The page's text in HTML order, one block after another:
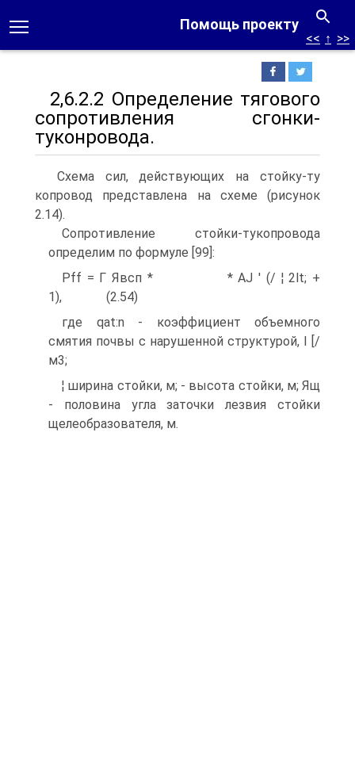
Помощь проекту
<< ↑ >>
2,6.2.2 Определение тягового
сопротивления сгонки-
туконровода.
Схема сил, действующих на стойку-ту
копровод представлена на схеме (рисунок
2.14).
Сопротивление стойки-тукопровода
определим по формуле [99]:
Pff = Г Явсп * * AJ ' (/ ¦ 2lt; +
1), (2.54)
где qat:n - коэффициент объемного
смятия почвы с нарушенной структурой, I [/
м3;
¦ ширина стойки, м; - высота стойки, м; Ящ
- половина угла заточки лезвия стойки
щелеобразователя, м.